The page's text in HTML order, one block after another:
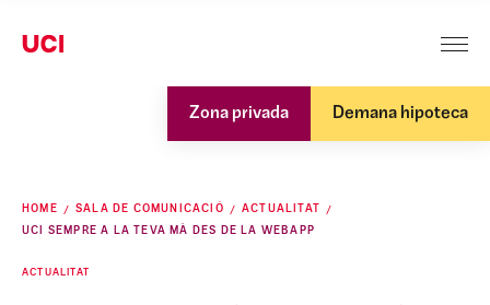
Zona privada Demana hipoteca
HOME SALA DE COMUNICACIÓ
ACTUALITAT
UCI SEMPRE A LA TEVA MÀ DES DE LA WEBAPP
ACTUALITAT